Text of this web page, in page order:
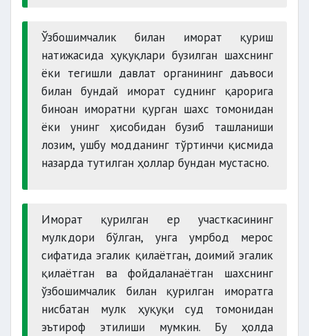
Ўзбошимчалик билан иморат қуриш
натижасида ҳуқуқлари бузилган шахснинг
ёки тегишли давлат органининг даъвоси
билан бундай иморат суднинг қарорига
биноан иморатни қурган шахс томонидан
ёки унинг ҳисобидан бузиб ташланиши
лозим, ушбу модданинг тўртинчи қисмида
назарда тутилган ҳоллар бундан мустасно.
Иморат қурилган ер участкасининг
мулкдори бўлган, унга умрбод мерос
сифатида эгалик қилаётган, доимий эгалик
қилаётган ва фойдаланаётган шахснинг
ўзбошимчалик билан қурилган иморатга
нисбатан мулк ҳуқуқи суд томонидан
эътироф этилиши мумкин. Бу ҳолда